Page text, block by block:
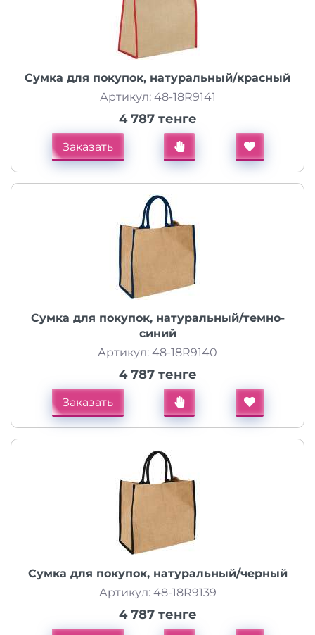
Сумка для покупок, натуральный/красный
Артикул: 48-18R9141
4 787 тенге
Заказать
Сумка для покупок, натуральный/темно-
синий
Артикул: 48-18R9140
4 787 тенге
Заказать
Сумка для покупок, натуральный/черный
Артикул: 48-18R9139
4 787 тенге